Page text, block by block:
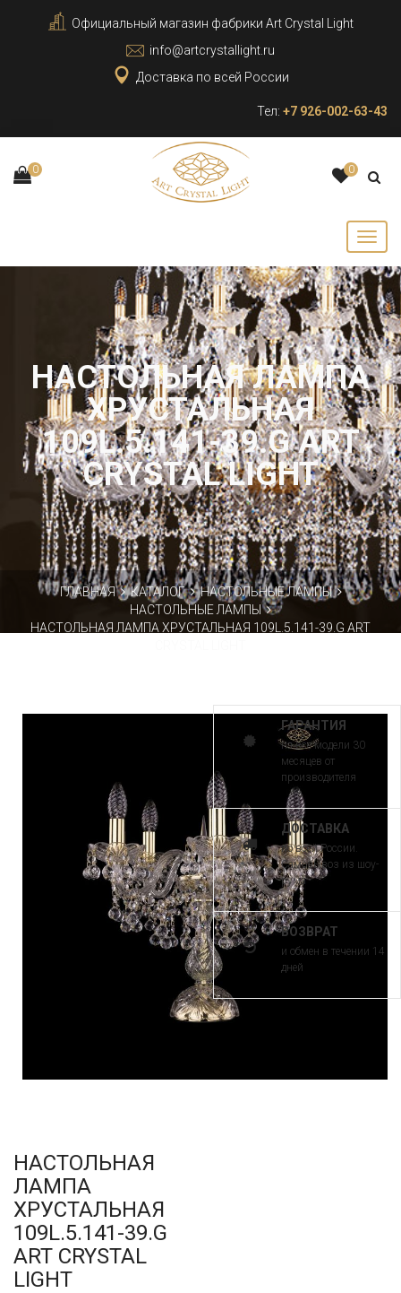
Официальный магазин фабрики Art Crystal Light
info@artcrystallight.ru
Доставка по всей России
Тел: +7 926-002-63-43
0 0
НАСТОЛЬНАЯ ЛАМПА
ХРУСТАЛЬНАЯ
109L.5.141-39.G ART
CRYSTAL LIGHT
ГЛАВНАЯ КАТАЛОГ
НАСТОЛЬНЫЕ ЛАМПЫ
НАСТОЛЬНЫЕ ЛАМПЫ
НАСТОЛЬНАЯ ЛАМПА ХРУСТАЛЬНАЯ 109L.5.141-39.G ART
НАСТОЛЬНАЯ
ЛАМПА
ХРУСТАЛЬНАЯ
109L.5.141-39.G
ART CRYSTAL
LIGHT
ГАРАНТИЯ
на все модели 30
месяцев от
производителя
ДОСТАВКА
по всей России.
Самовывоз из шоу-
рума
ВОЗВРАТ
и обмен в течении 14
дней